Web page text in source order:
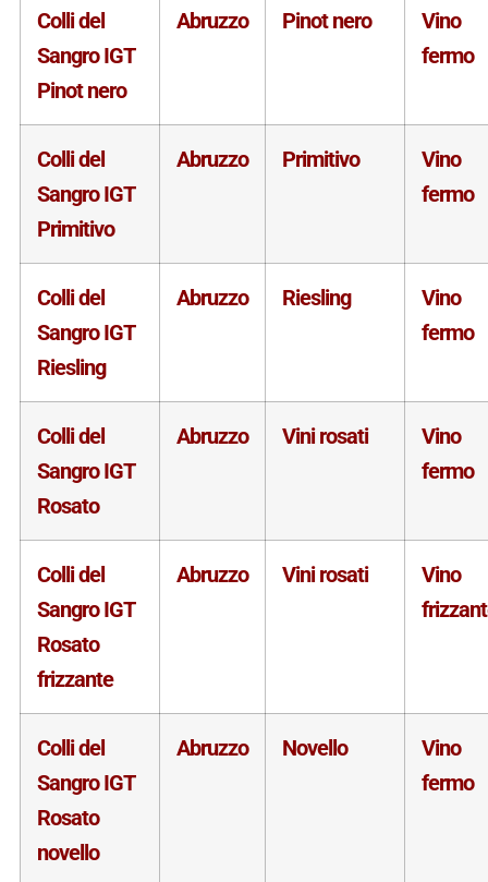
Colli del
Sangro IGT
Pinot nero
Abruzzo Pinot nero
Vino
fermo
Colli del
Sangro IGT
Primitivo
Abruzzo Primitivo
Vino
fermo
Colli del
Sangro IGT
Riesling
Abruzzo Riesling
Vino
fermo
Colli del
Sangro IGT
Rosato
Abruzzo Vini rosati
Vino
fermo
Colli del
Sangro IGT
Rosato
frizzante
Abruzzo Vini rosati
Vino
Colli del
Sangro IGT
Rosato
novello
Abruzzo Novello
Vino
fermo